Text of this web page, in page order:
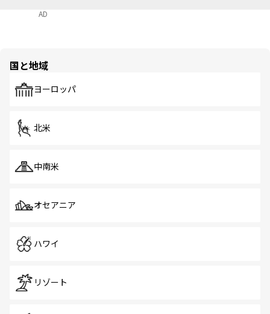
AD
国と地域
ヨーロッパ
北米
中南米
オセアニア
ハワイ
リゾート